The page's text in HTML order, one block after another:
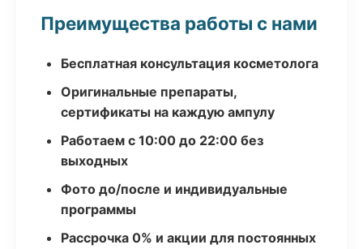
Преимущества работы с нами
Бесплатная консультация косметолога
Оригинальные препараты,
сертификаты на каждую ампулу
Работаем с 10:00 до 22:00 без
выходных
Фото до/после и индивидуальные
программы
Рассрочка 0% и акции для постоянных